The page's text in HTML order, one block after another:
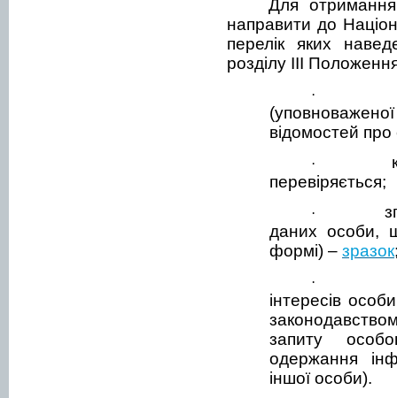
Для
направити до
перелік яких
розділу ІІІ
·
відомостей
·
перевіряється;
·
даних особи,
формі) – зразок
·
інтересів
запиту
одержання
іншої особи).